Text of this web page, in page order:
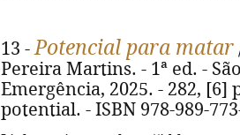
13 -Potencial para matar
Pereira Martins. - 1ª ed. -
Emergência, 2025. - 282,
potential. - ISBN 978-989-